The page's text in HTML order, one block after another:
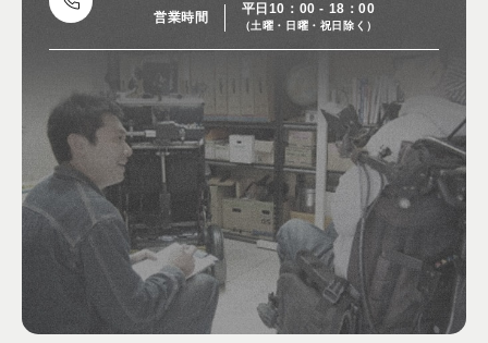
営業時間
平日10：00 - 18：00
（土曜・日曜・祝日除く）